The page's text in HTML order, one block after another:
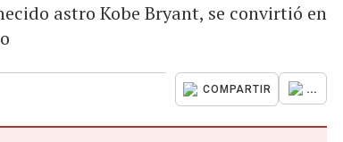
astro Kobe Bryant, se convirtió en
COMPARTIR ...